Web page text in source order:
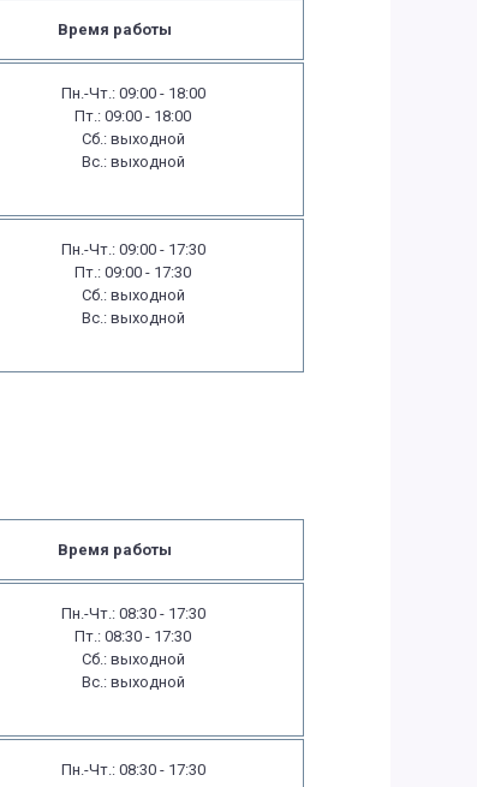
Время работы
Пн.-Чт.: 09:00 - 18:00
Пт.: 09:00 - 18:00
Сб.: выходной
Вс.: выходной
Пн.-Чт.: 09:00 - 17:30
Пт.: 09:00 - 17:30
Сб.: выходной
Вс.: выходной
Время работы
Пн.-Чт.: 08:30 - 17:30
Пт.: 08:30 - 17:30
Сб.: выходной
Вс.: выходной
Пн.-Чт.: 08:30 - 17:30